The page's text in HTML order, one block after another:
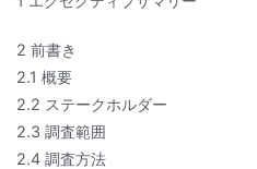
2 前書き
2.1 概要
2.2 ステークホルダー
2.3 調査範囲
2.4 調査方法